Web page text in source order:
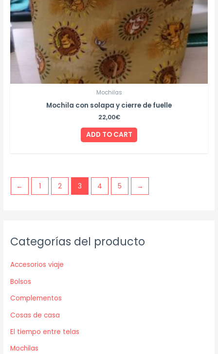
Categorías del producto
Accesorios viaje
Bolsos
Complementos
Cosas de casa
El tiempo entre telas
Mochilas
Mochilas
Mochila con solapa y cierre de fuelle
22,00€
ADD TO CART
← 1 2 3 4 5 →